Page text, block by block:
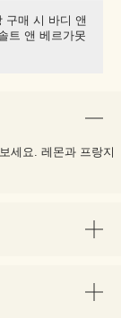
구매 시 바디 앤
트 앤 베르가못
세요. 레몬과 프랑지